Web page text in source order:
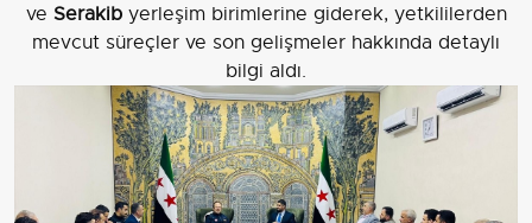
ve Serakibyerleşim birimlerine giderek, yetkililerden
mevcut süreçler ve son gelişmeler hakkında detaylı
bilgi aldı.